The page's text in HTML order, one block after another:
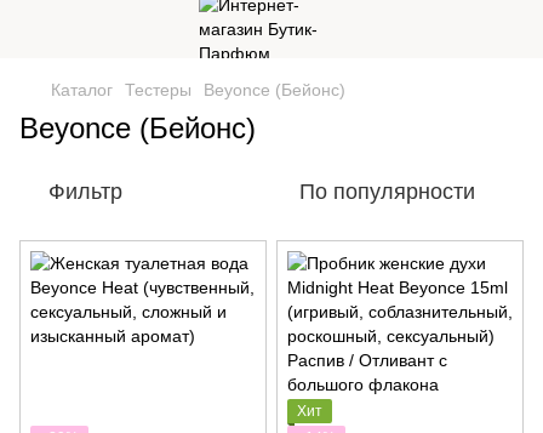
Каталог Тестеры Beyonce (Бейонс)
Beyonce (Бейонс)
Фильтр По популярности
Хит